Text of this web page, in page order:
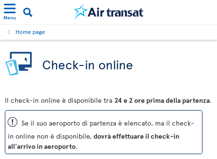
Menu
Home page
Check-in online
Il check-in online è disponibile tra 24 e 2 ore prima della partenza.
ü Se il suo aeroporto di partenza è elencato, ma il check-
in online non è disponibile, dovrà effettuare il check-in
all'arrivo in aeroporto.